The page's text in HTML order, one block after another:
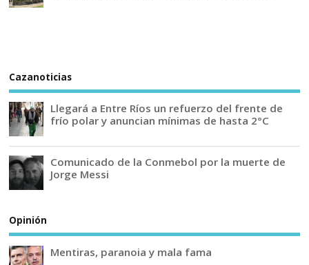
Cazanoticias
Llegará a Entre Ríos un refuerzo del frente de
frío polar y anuncian mínimas de hasta 2°C
Comunicado de la Conmebol por la muerte de
Jorge Messi
Opinión
Mentiras, paranoia y mala fama